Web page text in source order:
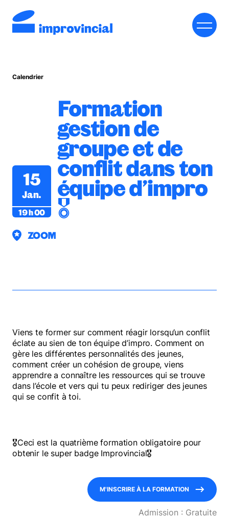
INSCRIRE MON ÉCOLE
RESSOURCES
RENDEZ-VOUS IMPROVINCIAL
BOUTIQUE
NOUS JOINDRE
Calendrier
15
Jan.
19 h 00
Formation
gestion de
groupe et de
conflit dans ton
équipe d’impro
🎖️
ZOOM
Viens te former sur comment réagir lorsqu’un conflit
éclate au sien de ton équipe d’impro. Comment on
gère les différentes personnalités des jeunes,
comment créer un cohésion de groupe, viens
apprendre a connaître les ressources qui se trouve
dans l’école et vers qui tu peux rediriger des jeunes
qui se confit à toi.
🎖️Ceci est la quatrième formation obligatoire pour
obtenir le super badge Improvincial🎖️
M'INSCRIRE À LA FORMATION
Admission : Gratuite